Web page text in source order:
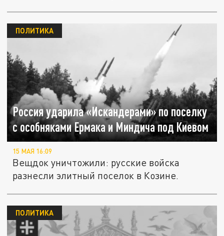
Россия ударила «Искандерами» по поселку
с особняками Ермака и Миндича под Киевом
ПОЛИТИКА
15 МАЯ 16:09
Вещдок уничтожили: русские войска
разнесли элитный поселок в Козине.
ПОЛИТИКА